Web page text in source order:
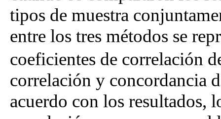
tipos de muestra
entre los tres métodos se
coeficientes de correlación
correlación y concordancia
acuerdo con los resultados,